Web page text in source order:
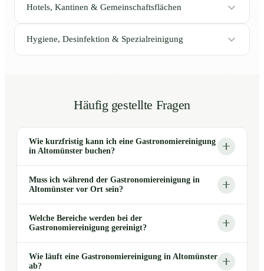
Hotels, Kantinen & Gemeinschaftsflächen
Hygiene, Desinfektion & Spezialreinigung
Häufig gestellte Fragen
Wie kurzfristig kann ich eine Gastronomiereinigung
in Altomünster buchen?
Muss ich während der Gastronomiereinigung in
Altomünster vor Ort sein?
Welche Bereiche werden bei der
Gastronomiereinigung gereinigt?
Wie läuft eine Gastronomiereinigung in Altomünster
ab?